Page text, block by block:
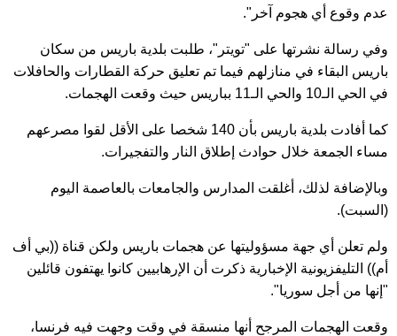
عدم وقوع أي هجوم آخر".
وفي رسالة نشرتها على "تويتر"، طلبت بلدية باريس من سكان
باريس البقاء في منازلهم فيما تم تعليق حركة القطارات والحافلات
في الحي الـ10 والحي الـ11 بباريس حيث وقعت الهجمات.
كما أفادت بلدية باريس بأن 140 شخصا على الأقل لقوا مصرعهم
مساء الجمعة خلال حوادث إطلاق النار والتفجيرات.
وبالإضافة لذلك، أغلقت المدارس والجامعات بالعاصمة اليوم
(السبت).
ولم تعلن أي جهة مسؤوليتها عن هجمات باريس ولكن قناة ((بي أف
أم)) التليفزيونية الإخبارية ذكرت أن الإرهابيين كانوا يهتفون قائلين
"إنها من أجل سوريا".
وقعت الهجمات المرجح أنها منسقة في وقت وجهت فيه فرنسا،